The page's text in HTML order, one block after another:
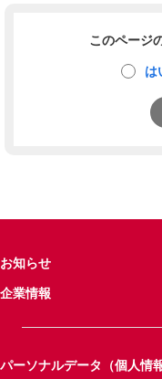
このページ
は
お知らせ
企業情報
パーソナルデータ（個人情